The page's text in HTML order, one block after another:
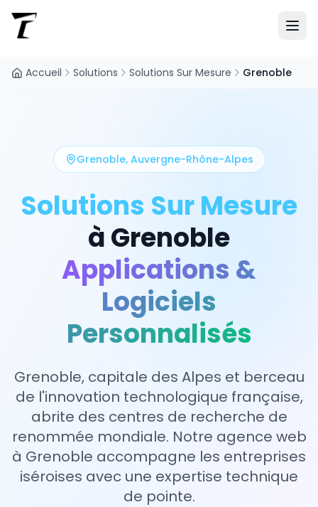
Accueil Solutions Solutions Sur Mesure Grenoble
Grenoble, Auvergne-Rhône-Alpes
Solutions Sur Mesure
àGrenoble
Applications &
Logiciels
Personnalisés
Grenoble, capitale des Alpes et berceau
de l'innovation technologique française,
abrite des centres de recherche de
renommée mondiale. Notre agence web
à Grenoble accompagne les entreprises
iséroises avec une expertise technique
de pointe.